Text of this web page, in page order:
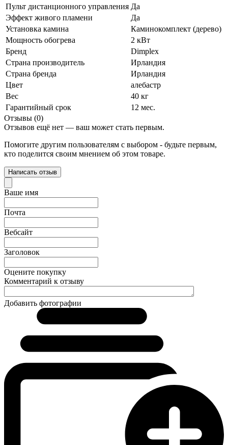
Пульт дистанционного управления Да
Эффект живого пламени
Да
Установка камина
Каминокомплект (дерево)
Мощность обогрева
2 кВт
Бренд
Dimplex
Страна производитель
Ирландия
Страна бренда
Ирландия
Цвет
алебастр
Вес
40 кг
Гарантийный срок
12 мес.
Отзывы (0)
Отзывов ещё нет — ваш может стать первым.
Помогите другим пользователям с выбором - будьте первым,
кто поделится своим мнением об этом товаре.
Написать отзыв
Ваше имя
Почта
Вебсайт
Заголовок
Оцените покупку
Комментарий к отзыву
Добавить фотографии